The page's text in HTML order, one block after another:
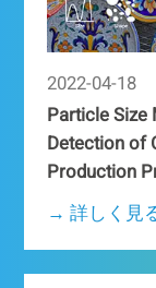
2022-04-18
Particle Size
Detection of
Production
→ 詳しく見